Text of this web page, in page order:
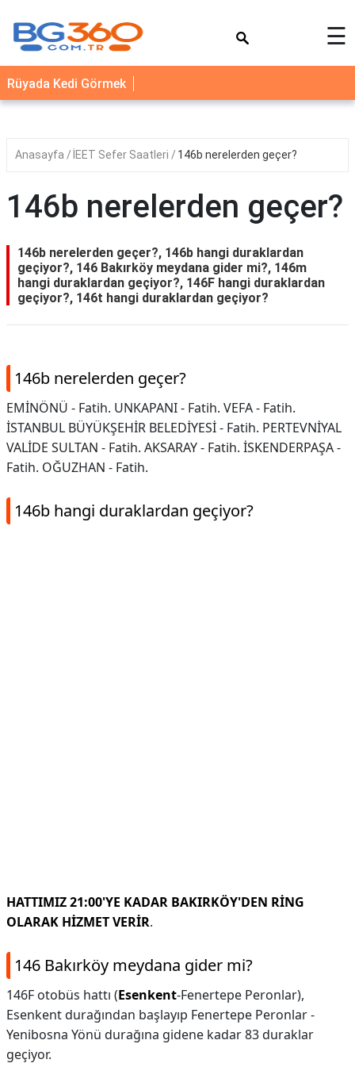
YEMEK
TARİFLERİ
SAĞLIK
☰
Rüyada Kedi Görmek
Anasayfa İEET Sefer Saatleri 146b nerelerden geçer?
146b nerelerden geçer?
146b nerelerden geçer?, 146b hangi duraklardan
geçiyor?, 146 Bakırköy meydana gider mi?, 146m
hangi duraklardan geçiyor?, 146F hangi duraklardan
geçiyor?, 146t hangi duraklardan geçiyor?
146b nerelerden geçer?
EMİNÖNÜ - Fatih. UNKAPANI - Fatih. VEFA - Fatih.
İSTANBUL BÜYÜKŞEHİR BELEDİYESİ - Fatih. PERTEVNİYAL
VALİDE SULTAN - Fatih. AKSARAY - Fatih. İSKENDERPAŞA -
Fatih. OĞUZHAN - Fatih.
146b hangi duraklardan geçiyor?
HATTIMIZ 21:00'YE KADAR BAKIRKÖY'DEN RİNG
OLARAK HİZMET VERİR.
146 Bakırköy meydana gider mi?
146F otobüs hattı (Esenkent-Fenertepe Peronlar),
Esenkent durağından başlayıp Fenertepe Peronlar -
Yenibosna Yönü durağına gidene kadar 83 duraklar
geçiyor.